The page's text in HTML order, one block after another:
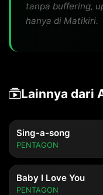
tanpa buffering,
hanya di Matikiri.
Lainnya dari
Sing-a-song
PENTAGON
Baby I Love You
PENTAGON